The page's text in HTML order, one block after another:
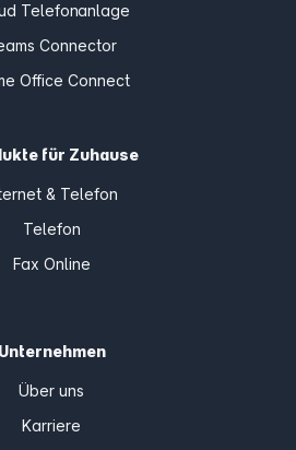
Telefonanlage
Connector
Office Connect
für Zuhause
& Telefon
Telefon
Fax Online
Unternehmen
Über uns
Karriere